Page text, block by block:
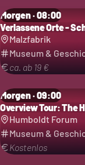
Morgen · 08:00
Verlassene Orte -
Malzfabrik
Museum &
ca. ab 19 €
Morgen · 09:00
Overview Tour: The
Humboldt Forum
Museum &
Kostenlos